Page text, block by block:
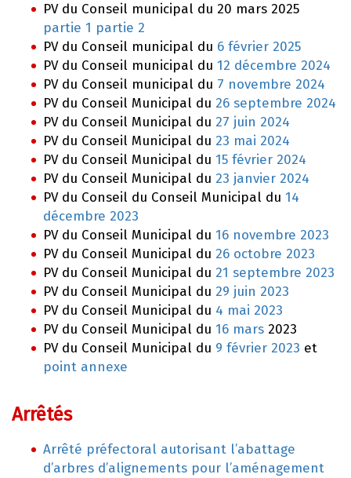
PV du Conseil municipal du 20 mars 2025
partie 1 partie 2
PV du Conseil municipal du 6 février 2025
PV du Conseil municipal du 12 décembre 2024
PV du Conseil municipal du 7 novembre 2024
PV du Conseil Municipal du 26 septembre 2024
PV du Conseil Municipal du 27 juin 2024
PV du Conseil Municipal du 23 mai 2024
PV du Conseil Municipal du 15 février 2024
PV du Conseil Municipal du 23 janvier 2024
PV du Conseil du Conseil Municipal du 14
décembre 2023
PV du Conseil Municipal du 16 novembre 2023
PV du Conseil Municipal du 26 octobre 2023
PV du Conseil Municipal du 21 septembre 2023
PV du Conseil Municipal du 29 juin 2023
PV du Conseil Municipal du 4 mai 2023
PV du Conseil Municipal du 16 mars 2023
PV du Conseil Municipal du 9 février 2023 et
point annexe
Arrêtés
Arrêté préfectoral autorisant l’abattage
d’arbres d’alignements pour l’aménagement